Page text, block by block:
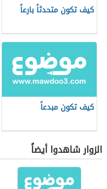
كيف تكون متحدثاً بارعاً
كيف تكون مبدعاً
الزوار شاهدوا أيضاً